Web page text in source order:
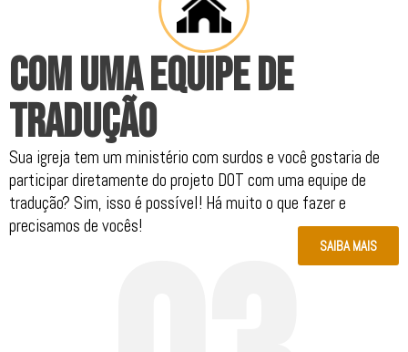
COM UMA EQUIPE DE
TRADUÇÃO
Sua igreja tem um ministério com surdos e você gostaria de
participar diretamente do projeto DOT com uma equipe de
tradução? Sim, isso é possível! Há muito o que fazer e
precisamos de vocês!
SAIBA MAIS